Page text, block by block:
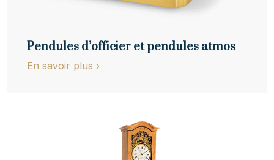
Pendules d’officier et pendules atmos
En savoir plus ›